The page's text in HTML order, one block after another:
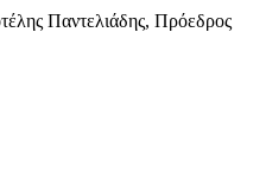
Παντελιάδης, Πρόεδρος